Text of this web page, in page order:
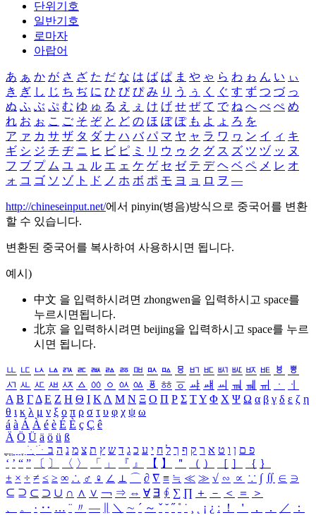
단위기호
일반기호
로마자
아랍어
あ ぁ か が さ ざ た だ な は ば ぱ ま や ゃ ら わ ゎ ん い ぃ
き ぎ し じ ち ぢ に ひ び ぴ み り う ぅ く ぐ す ず つ づ っ
ぬ ふ ぶ ぷ む ゆ ゅ る え ぇ け げ せ ぜ て で ね へ べ ぺ め
れ お ぉ こ ご そ ぞ と ど の ほ ぼ ぽ も よ ょ ろ を
ア ァ カ サ ザ タ ダ ナ ハ バ パ マ ヤ ャ ラ ワ ヮ ン イ ィ キ
ギ シ ジ チ ヂ ニ ヒ ビ ピ ミ リ ウ ゥ ク グ ス ズ ツ ヅ ッ ヌ
フ ブ プ ム ユ ュ ル エ ェ ケ ゲ セ ゼ テ デ ヘ ベ ペ メ レ オ
ォ コ ゴ ソ ゾ ト ド ノ ホ ボ ポ モ ヨ ョ ロ ヲ ―
http://chineseinput.net/에서 pinyin(병음)방식으로 중국어를 변환
할 수 있습니다.
변환된 중국어를 복사하여 사용하시면 됩니다.
예시)
中文 을 입력하시려면 zhongwen을 입력하시고 space를
누르시면됩니다.
北京 을 입력하시려면 beijing을 입력하시고 space를 누르
시면 됩니다.
ㅥ ㅦ ㅧ ㅨ ㅩ ㅪ ㅫ ㅬ ㅭ ㅮ ㅯ ㅰ ㅱ ㅲ ㅳ ㅴ ㅵ ㅶ ㅷ ㅸ
ㅹ
ㅺ ㅻ ㅼ ㅽ ㅾ ㅿ ㆀ ㆁ ㆂ ㆃ ㆄ ㆅ ㆆ ㆇ ㆈ ㆉ ㆊ ㆋ ㆌ ㆍ
ㆎ
Α Β ΓΔ Ε Ζ Η Θ Ι ΚΛ Μ Ν Ξ Ο Π Ρ Σ ΤΥ Φ Χ Ψ Ω α β γ δ ε ζ η
θ ι κ λ μ ν ξ ο π ρ σ τ υ φ χ ψ ω
á à Á À é è É È ç Ç ê
Ä Ö Ü ä ö ü ß
ִֶֹ ֻּ ׁׂ פ ם ן ו ט א ר ק ף ך ל ח י ע כ ג ד ש ץ ת צ מ נ ה ב
‘ ’ “ ” 〔 〕 〈 〉 「 」 『 』 【 】 ＂ （ ） ［ ］ ｛ ｝
± × ÷ ≠ ≤ ≥ ∞ ∴ ♂ ♀ ∠ ⊥ ⌒ ∂ ∇ ≡ ≒ ≪ ≫ √ ∽ ∝ ∵ ∫ ∬ ∈ ∋
⊆ ⊇ ⊂ ⊃ ∪ ∩ ∧ ∨ ￢ ⇒ ⇔ ∀ ∃ ∮ ∑ ∏ ＋ － ＜ ＝
＞
、
。 · ‥ … ¨ 〃 ― ＼ ∼ ´ ～ ˇ ˘ ˝ ˚ ˙ ¸ ¡ ¿ ː ！ ＇ ， ． ／
：